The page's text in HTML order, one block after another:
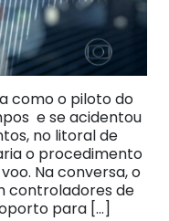
como o piloto do
e se acidentou
no litoral de
o procedimento
Na conversa, o
controladores de
para […]